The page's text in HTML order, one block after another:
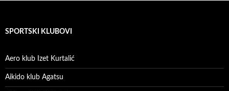
SPORTSKI KLUBOVI
Aero klub Izet Kurtalić
Aikido klub Agatsu